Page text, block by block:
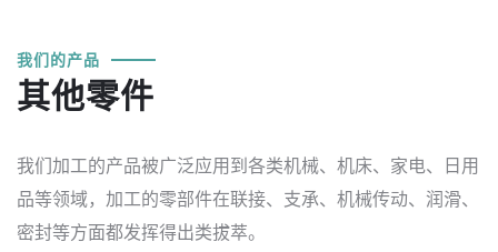
我们的产品
其他零件
我们加工的产品被广泛应用到各类机械、机床、家电、日用
品等领域，加工的零部件在联接、支承、机械传动、润滑、
密封等方面都发挥得出类拔萃。